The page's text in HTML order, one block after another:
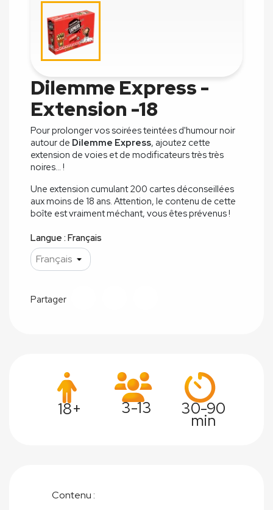
Dilemme Express -
Extension -18
Pour prolonger vos soirées teintées d'humour noir
autour de Dilemme Express, ajoutez cette
extension de voies et de modificateurs très très
noires... !
Une extension cumulant 200 cartes déconseillées
aux moins de 18 ans. Attention, le contenu de cette
boîte est vraiment méchant, vous êtes prévenus !
Langue : Français
Partager
18+ 3-13 30-90
min
Contenu :